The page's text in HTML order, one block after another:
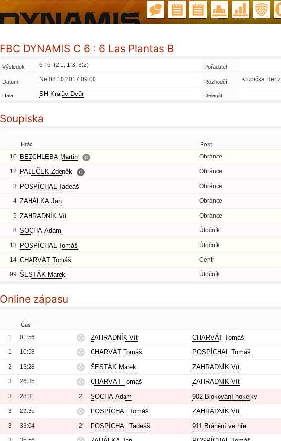
FBC DYNAMIS C 6 : 6 Las Plantas B
Výsledek 6 : 6 (2:1, 1:3, 3:2) Pořadatel
Datum Ne 08.10.2017 09.00 Rozhodčí Krupička Hertz
Hala SH Králův Dvůr Delegát
Soupiska
Hráč Post
10 BEZCHLEBA Martin Obránce
12 PALEČEK Zdeněk Obránce
3 POSPÍCHAL Tadeáš Obránce
4 ZAHÁLKA Jan Obránce
5 ZAHRADNÍK Vít Obránce
8 SOCHA Adam Útočník
13 POSPÍCHAL Tomáš Útočník
14 CHARVÁT Tomáš Centr
99 ŠESTÁK Marek Útočník
Online zápasu
Čas
1
01:56 ZAHRADNÍK Vít CHARVÁT Tomáš
1 10:58 CHARVÁT Tomáš POSPÍCHAL Tomáš
2 13:28 ŠESTÁK Marek ZAHRADNÍK Vít
3 26:35 CHARVÁT Tomáš ZAHRADNÍK Vít
3 28:31 2' SOCHA Adam 902 Blokování hokejky
3 29:35 POSPÍCHAL Tomáš ZAHRADNÍK Vít
3 33:04 2' POSPÍCHAL Tadeáš 911 Bránění ve hře